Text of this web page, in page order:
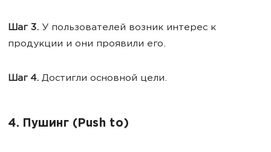
Шаг 3. У пользователей возник интерес к
продукции и они проявили его.
Шаг 4. Достигли основной цели.
4. Пушинг (Push to)